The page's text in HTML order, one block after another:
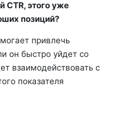
CTR, этого уже
позиций?
привлечь
он быстро уйдет со
взаимодействовать с
показателя